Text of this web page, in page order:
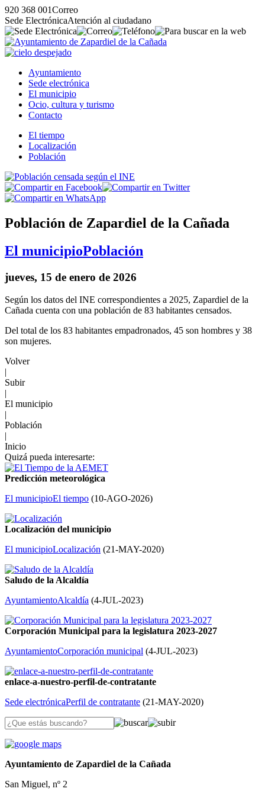
920 368 001Correo
Sede ElectrónicaAtención al ciudadano
Ayuntamiento
Sede electrónica
El municipio
Ocio, cultura y turismo
Contacto
El tiempo
Localización
Población
Población de Zapardiel de la Cañada
El municipioPoblación
jueves, 15 de enero de 2026
Según los datos del INE correspondientes a 2025, Zapardiel de la
Cañada cuenta con una población de 83 habitantes censados.
Del total de los 83 habitantes empadronados, 45 son hombres y 38
son mujeres.
Volver
|
Subir
|
El municipio
|
Población
|
Inicio
Quizá pueda interesarte:
Predicción meteorológica
El municipioEl tiempo (10-AGO-2026)
Localización del municipio
El municipioLocalización (21-MAY-2020)
Saludo de la Alcaldía
AyuntamientoAlcaldía (4-JUL-2023)
Corporación Municipal para la legislatura 2023-2027
AyuntamientoCorporación municipal (4-JUL-2023)
enlace-a-nuestro-perfil-de-contratante
Sede electrónicaPerfil de contratante (21-MAY-2020)
Ayuntamiento de Zapardiel de la Cañada
San Miguel, nº 2